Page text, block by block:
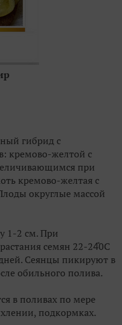
гибрид с
кремово-желтой с
при
кремово-желтая с
округлые массой
1-2 см. При
семян 22-24̊0С
Сеянцы пикируют в
обильного полива.
в поливах по мере
подкормках.